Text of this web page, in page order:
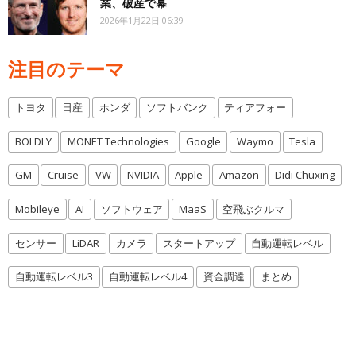
業、破産で幕
2026年1月22日 06:39
注目のテーマ
トヨタ 日産 ホンダ ソフトバンク ティアフォー
BOLDLY MONET Technologies Google Waymo Tesla
GM Cruise VW NVIDIA Apple Amazon Didi Chuxing
Mobileye AI ソフトウェア MaaS 空飛ぶクルマ
センサー LiDAR カメラ スタートアップ 自動運転レベル
自動運転レベル3 自動運転レベル4 資金調達 まとめ